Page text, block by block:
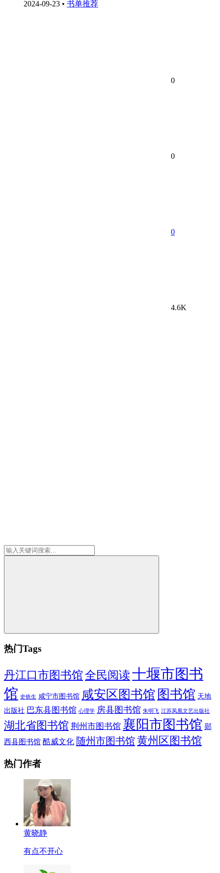
2024-09-23 • 书单推荐
0
0
0
4.6K
热门Tags
丹江口市图书馆 全民阅读十堰市图书
馆 史铁生 咸宁市图书馆 咸安区图书馆 图书馆 天地
出版社 巴东县图书馆 心理学 房县图书馆 朱明飞 江苏凤凰文艺出版社
湖北省图书馆 荆州市图书馆 襄阳市图书馆 郧
西县图书馆 酷威文化 随州市图书馆 黄州区图书馆
热门作者
黄晓静
有点不开心